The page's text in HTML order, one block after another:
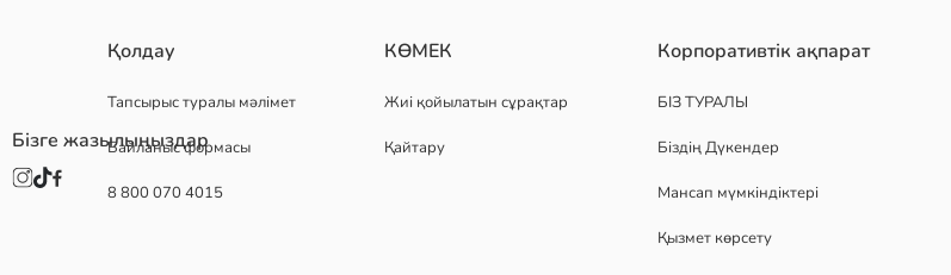
Бренд:
жыныс:
Қолдау
Тапсырыс туралы мәлімет
Байланыс формасы
8 800 070 4015
КӨМЕК
Жиі қойылатын сұрақтар
Қайтару
Корпоративтік ақпарат
БІЗ ТУРАЛЫ
Біздің Дүкендер
Мансап мүмкіндіктері
Қызмет көрсету
Бізге жазылыңыздар